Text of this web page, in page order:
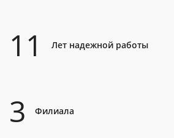
11 Лет надежной работы
3 Филиала